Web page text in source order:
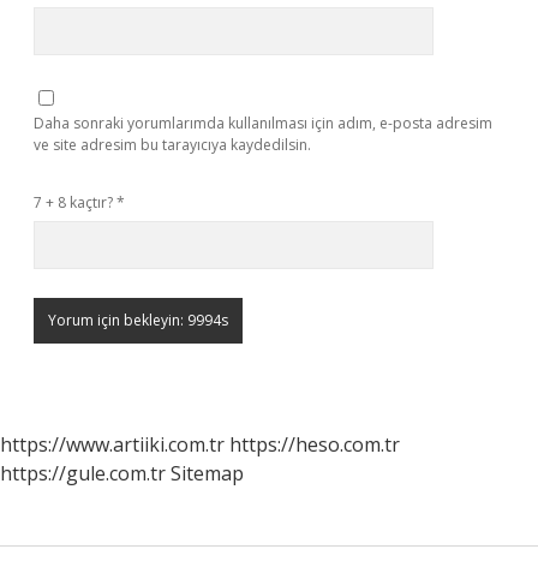
Daha sonraki yorumlarımda kullanılması için adım, e-posta adresim
ve site adresim bu tarayıcıya kaydedilsin.
7 + 8 kaçtır?*
https://www.artiiki.com.tr https://heso.com.tr
https://gule.com.trSitemap